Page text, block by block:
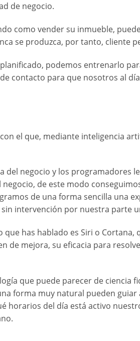
de negocio.
como vender su inmueble,
se produzca, por tanto, cliente
podemos entrenarlo
contacto para que nosotros al
el que, mediante inteligencia
del negocio y los programadores
de este modo
de una forma sencilla una
intervención por nuestra parte
has hablado es Siri o Cortana,
de mejora, su eficacia para
que puede parecer de ciencia
forma muy natural pueden
horarios del día está activo